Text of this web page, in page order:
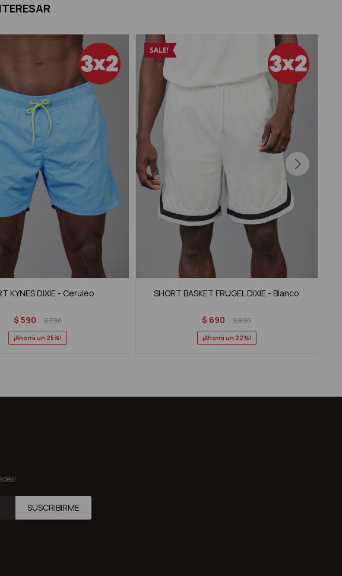
KYNES DIXIE - Ceruleo
$ 590 $790
25
SHORT BASKET FRUGEL DIXIE - Blanco
$ 690 $890
22
SUSCRIBIRME